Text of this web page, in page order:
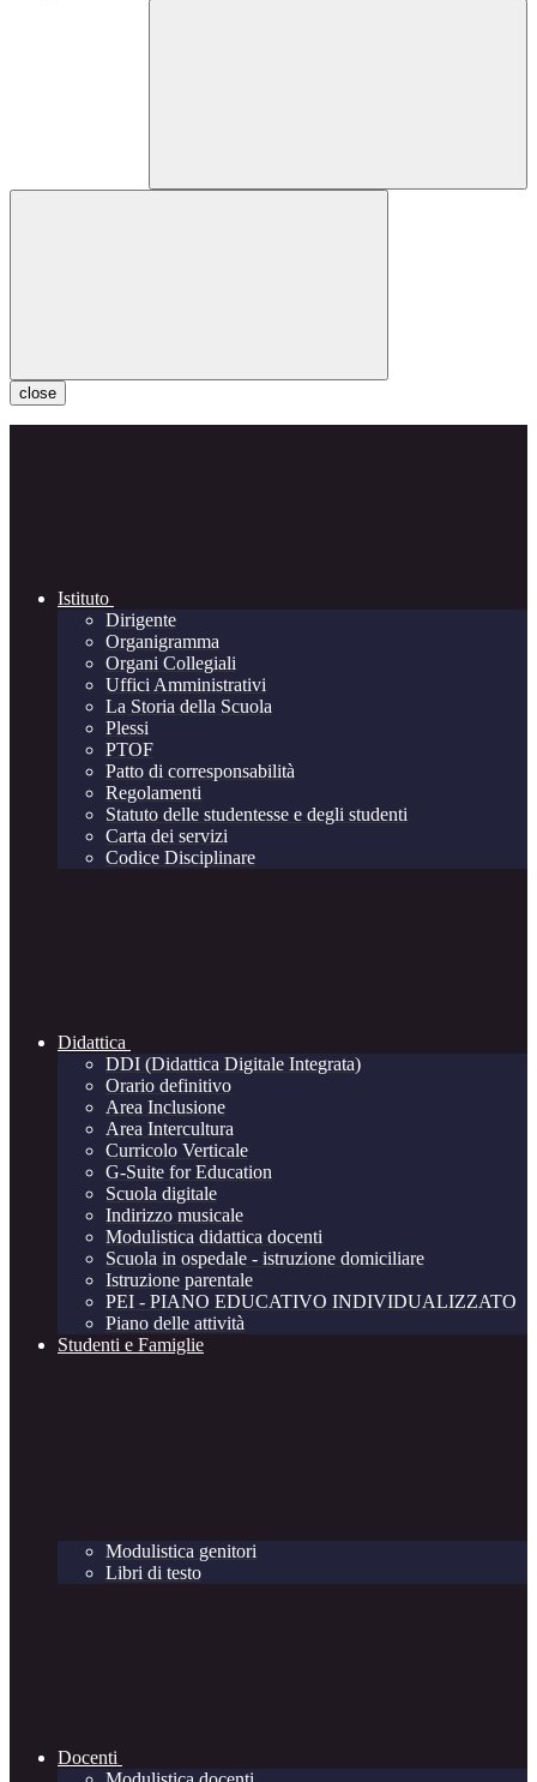
close
Istituto
Dirigente
Organigramma
Organi Collegiali
Uffici Amministrativi
La Storia della Scuola
Plessi
PTOF
Patto di corresponsabilità
Regolamenti
Statuto delle studentesse e degli studenti
Carta dei servizi
Codice Disciplinare
Didattica
DDI (Didattica Digitale Integrata)
Orario definitivo
Area Inclusione
Area Intercultura
Curricolo Verticale
G-Suite for Education
Scuola digitale
Indirizzo musicale
Modulistica didattica docenti
Scuola in ospedale - istruzione domiciliare
Istruzione parentale
PEI - PIANO EDUCATIVO INDIVIDUALIZZATO
Piano delle attività
Studenti e Famiglie
Modulistica genitori
Libri di testo
Docenti